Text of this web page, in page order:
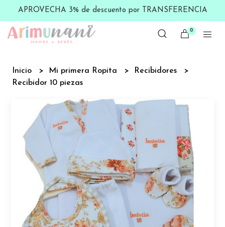
APROVECHA 3% de descuento por TRANSFERENCIA
0
Inicio Mi primera Ropita
Recibidores
Recibidor 10 piezas